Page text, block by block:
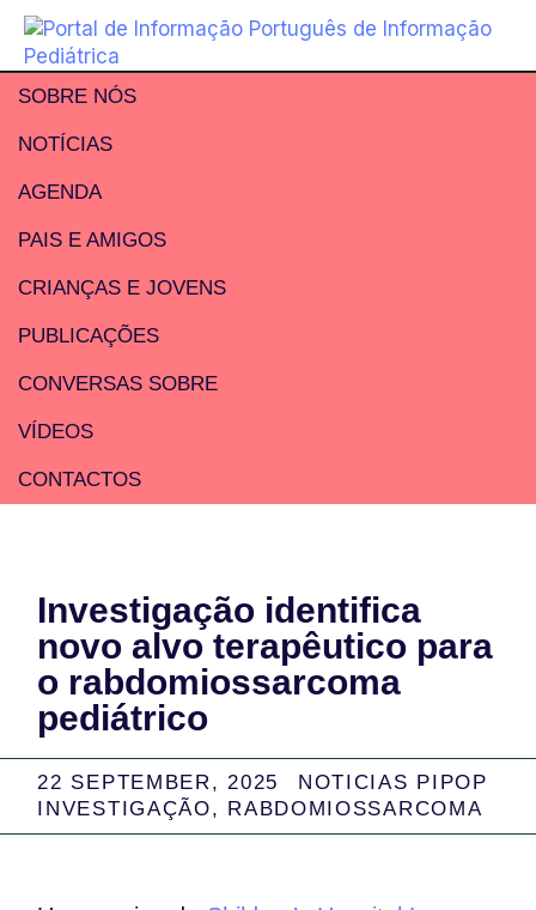
SOBRE NÓS
NOTÍCIAS
AGENDA
PAIS E AMIGOS
CRIANÇAS E JOVENS
PUBLICAÇÕES
CONVERSAS SOBRE
VÍDEOS
CONTACTOS
Investigação identifica
novo alvo terapêutico para
o rabdomiossarcoma
pediátrico
22 SEPTEMBER, 2025
NOTICIAS PIPOP
INVESTIGAÇÃO, RABDOMIOSSARCOMA